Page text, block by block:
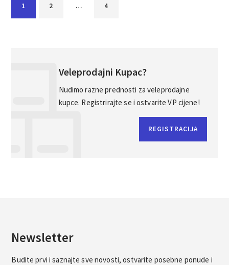
1 2 … 4
Veleprodajni Kupac?
Nudimo razne prednosti za veleprodajne
kupce. Registrirajte se i ostvarite VP cijene!
REGISTRACIJA
Newsletter
Budite prvi i saznajte sve novosti, ostvarite posebne ponude i